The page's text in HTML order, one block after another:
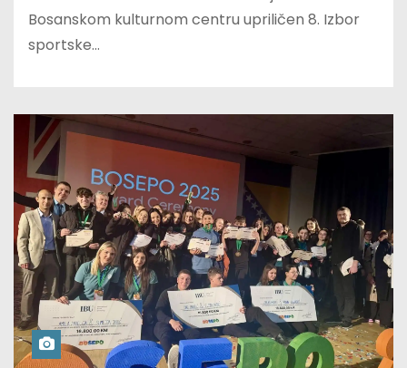
Bosanskom kulturnom centru upriličen 8. Izbor
sportske…